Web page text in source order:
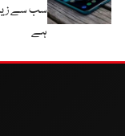
سب سے
ہے